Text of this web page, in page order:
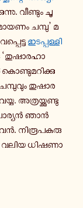
വീ­ണ്ടും ചൂ­
ചമ്പു’ മ­
ഇ­ട­പ്പ­ള്ളി
‘തു­ഷാ­ര­ഹാ­
തു­ഷാ­ര­
അ­ത്ര­യ്ക്കു­ണ്ടു
ഞാൻ
നി­രൂ­പ­ക­രു­
വലിയ ധി­ഷ­ണാ­